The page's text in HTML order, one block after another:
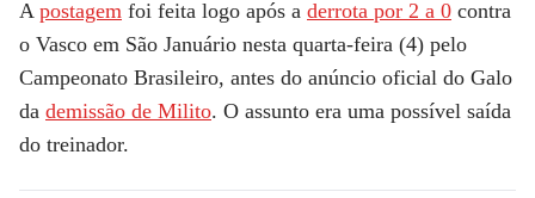
A postagem foi feita logo após a derrota por 2 a 0 contra
o Vasco em São Januário nesta quarta-feira (4) pelo
Campeonato Brasileiro, antes do anúncio oficial do Galo
da demissão de Milito. O assunto era uma possível saída
do treinador.